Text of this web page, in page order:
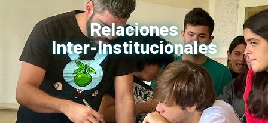
Relaciones
Inter-Institucionales